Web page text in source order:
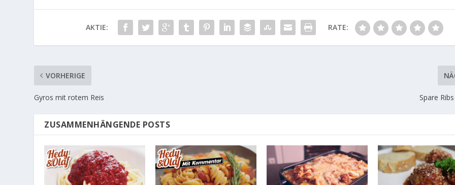
AKTIE: RATE:
VORHERIGE
Gyros mit rotem Reis Spare
ZUSAMMENHÄNGENDE POSTS